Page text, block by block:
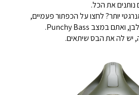
נותנים את הכל.
יותר? לחצו על הכפתור פעמיים,
יש לה את הבס שיתאים.